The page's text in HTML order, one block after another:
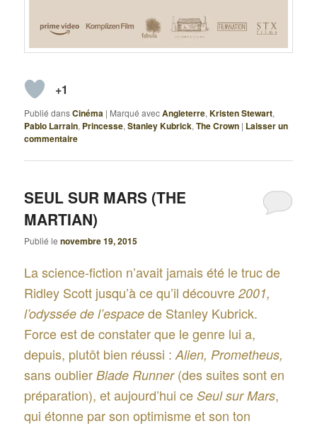
+1
Publié dansCinéma | Marqué avecAngleterre,Kristen Stewart,
Pablo Larrain, Princesse,Stanley Kubrick,The Crown | Laisser un
commentaire
SEUL SUR MARS (THE
MARTIAN)
Publié lenovembre 19, 2015
La science-fiction n’avait jamais été le truc de
Ridley Scott jusqu’à ce qu’il découvre2001,
l’odyssée de l’espace de Stanley Kubrick.
Force est de constater que le genre lui a,
depuis, plutôt bien réussi :Alien, Prometheus,
sans oublierBlade Runner(des suites sont en
préparation), et aujourd’hui ceSeul sur Mars,
qui étonne par son optimisme et son ton